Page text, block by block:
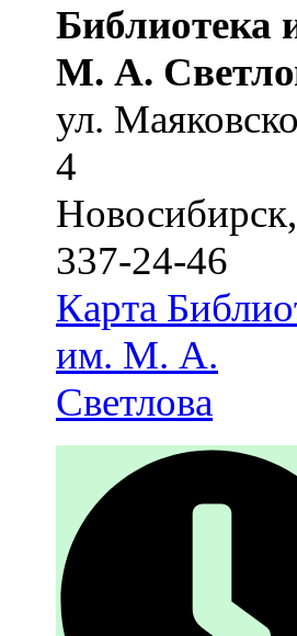
Библиотека
М. А.
ул.
4
Новосибирск,
337-24-46
Карта
им. М. А.
Светлова